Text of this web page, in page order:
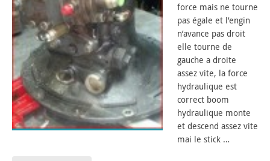
force mais ne tourne
pas égale et l’engin
n’avance pas droit
elle tourne de
gauche a droite
assez vite, la force
hydraulique est
correct boom
hydraulique monte
et descend assez vite
mai le stick …